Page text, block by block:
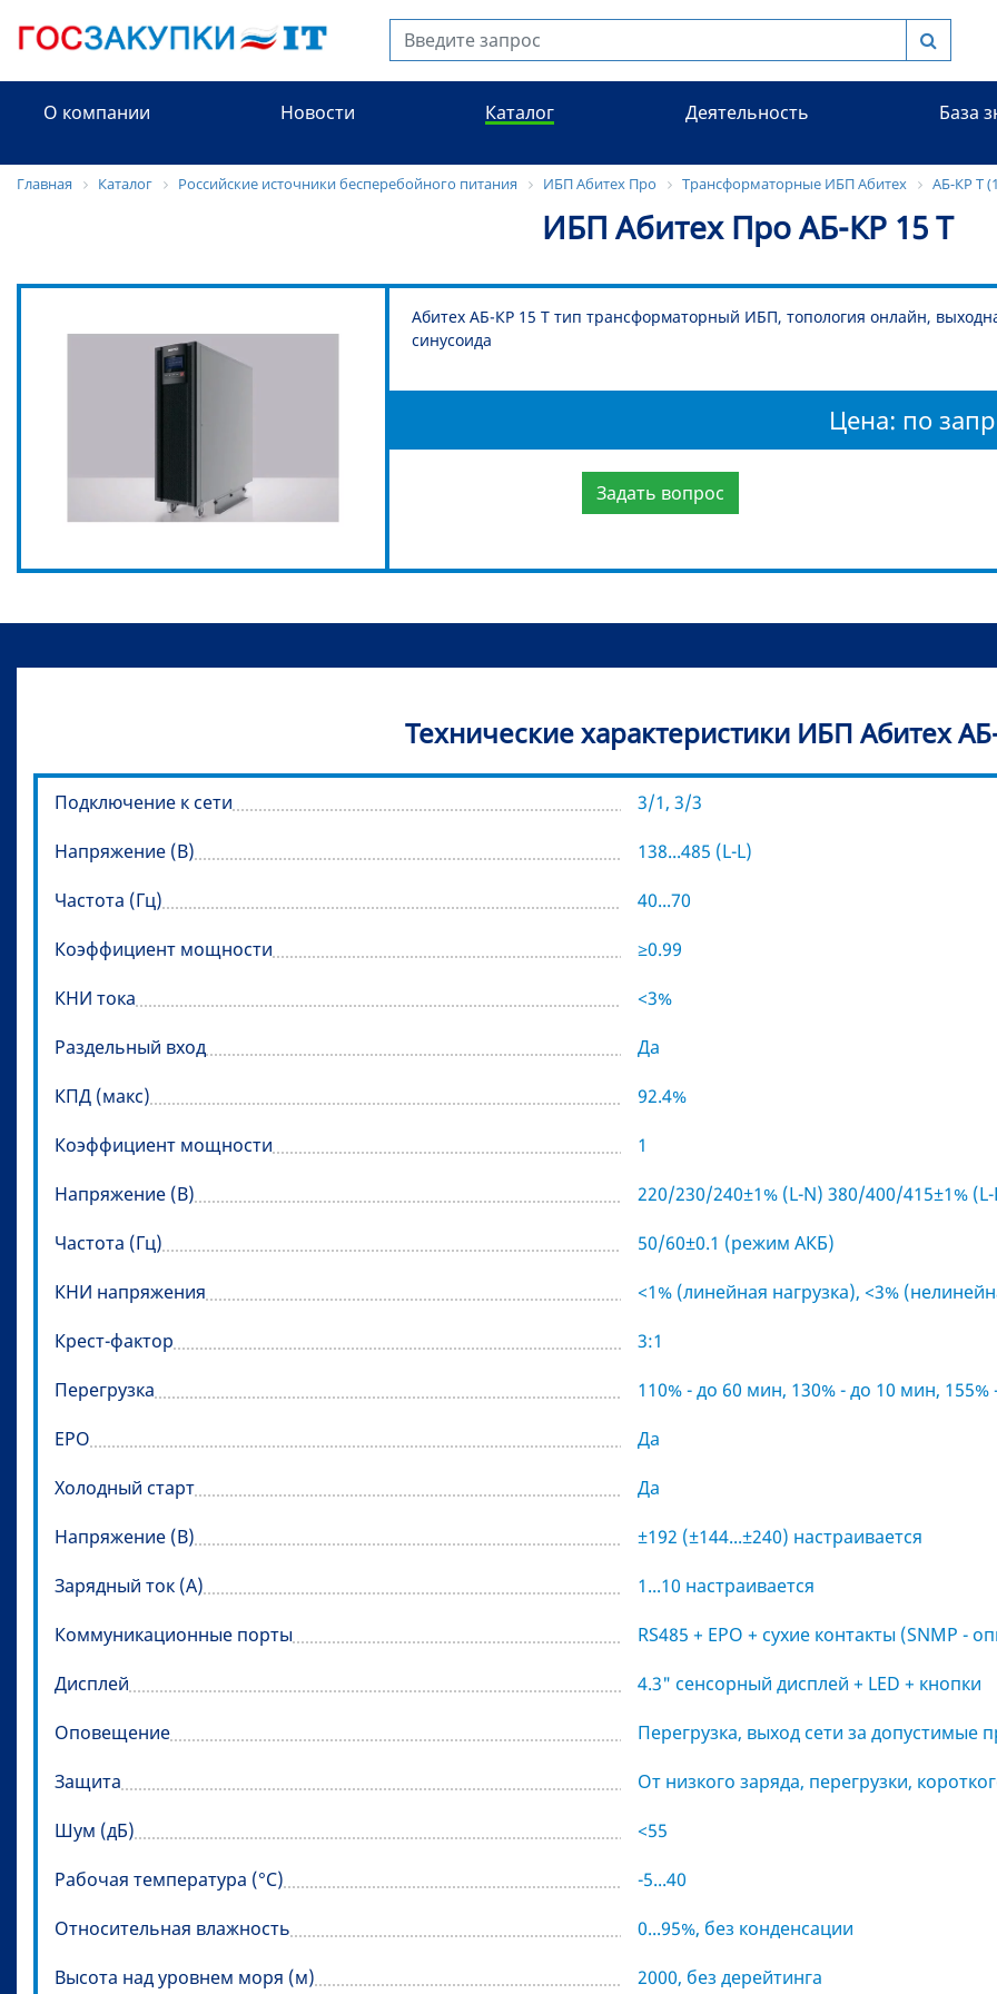
О компании Новости Каталог Деятельность База
Главная Каталог Российские источники бесперебойного питания ИБП Абитех Про Трансформаторные ИБП Абитех АБ-КР Т
ИБП Абитех Про АБ-КР 15 Т
Абитех АБ-КР 15 Т тип трансформаторный ИБП, топология онлайн,
синусоида
Цена: по
Задать вопрос
Технические характеристики ИБП Абитех
Подключение к сети
3/1, 3/3
Напряжение (В)
138...485 (L-L)
Частота (Гц)
40...70
Коэффициент мощности
≥0.99
КНИ тока
<3%
Раздельный вход
Да
КПД (макс)
92.4%
Коэффициент мощности
1
Напряжение (В)
220/230/240±1% (L-N) 380/400/415±1% (L-
Частота (Гц)
50/60±0.1 (режим АКБ)
КНИ напряжения
<1% (линейная нагрузка), <3%
Крест-фактор
3:1
Перегрузка
110% - до 60 мин, 130% - до 10 мин,
EPO
Да
Холодный старт
Да
Напряжение (В)
±192 (±144...±240) настраивается
Зарядный ток (А)
1...10 настраивается
Коммуникационные порты
RS485 + EPO + cухие контакты (SNMP -
Дисплей
4.3" сенсорный дисплей + LED + кнопки
Оповещение
Перегрузка, выход сети за допустимые
Защита
От низкого заряда, перегрузки,
Шум (дБ)
<55
Рабочая температура (°C)
-5...40
Относительная влажность
0...95%, без конденсации
Высота над уровнем моря (м)
2000, без дерейтинга